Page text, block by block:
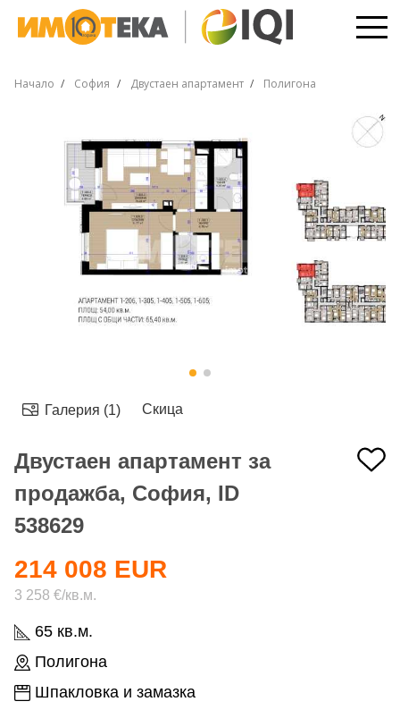
Начало София Двустаен апартамент Полигона
Галерия (1) Скица
Двустаен апартамент за
продажба, София, ID
538629
65 кв.м.
Полигона
Шпакловка и замазка
214 008 EUR
3 258 €/кв.м.